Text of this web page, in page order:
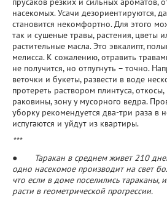
насекомых. Усачи дезориентируются,
становится некомфортно. Для этого
так и сушеные травы, растения, цветы
растительные масла. Это эвкалипт,
мелисса. К сожалению, отравить
не получится, но отпугнуть – точно.
веточки и букеты, развести в воде
протереть раствором плинтуса,
раковины, зону у мусорного ведра.
уборку рекомендуется два-три раза в
испугаются и уйдут из квартиры.
***
● Таракан в среднем живет 210
одно насекомое производит на свет
что если в доме поселились тараканы,
расти в геометрической прогрессии.